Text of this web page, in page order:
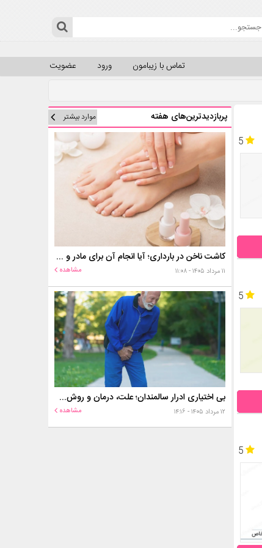
عضویت ورود تماس با زیبامون
5
5
5
پربازدیدترین‌های هفته موارد بیشتر
کاشت ناخن در بارداری؛ آیا انجام آن برای مادر و جنین خطر دارد؟
۱۱ مرداد ۱۴۰۵ - ۱۱:۰۸ مشاهده
بی اختیاری ادرار سالمندان؛ علت، درمان و روش‌های کنترل در منزل
۱۲ مرداد ۱۴۰۵ - ۱۴:۱۶ مشاهده